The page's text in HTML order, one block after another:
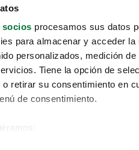
socios procesamos sus datos
para almacenar y acceder
personalizados, medición
Tiene la opción de
retirar su consentimiento en
de consentimiento.